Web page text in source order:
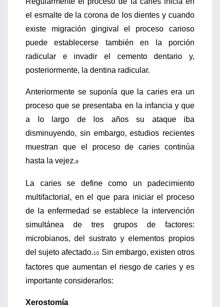
el esmalte de la corona de los dientes y cuando
existe migración gingival el proceso carioso
puede establecerse también en la porción
radicular e invadir el cemento dentario y,
posteriormente, la dentina radicular.
Anteriormente se suponía que la caries era un
proceso que se presentaba en la infancia y que
a lo largo de los años su ataque iba
disminuyendo, sin embargo, estudios recientes
muestran que el proceso de caries continúa
hasta la vejez.9
La caries se define como un padecimiento
multifactorial, en el que para iniciar el proceso
de la enfermedad se establece la intervención
simultánea de tres grupos de factores:
microbianos, del sustrato y elementos propios
del sujeto afectado.10 Sin embargo, existen otros
factores que aumentan el riesgo de caries y es
importante considerarlos:
Xerostomía